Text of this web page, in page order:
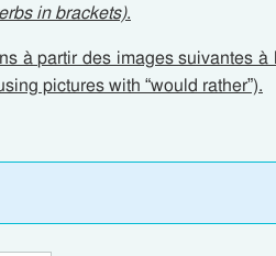
in brackets).
à partir des images suivantes à
pictures with “would rather”).